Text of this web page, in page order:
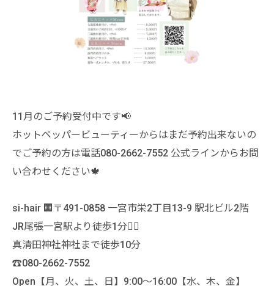
11月のご予約受付中です📢
ホットペッパービューティーからはまだ予約出来ないの
でご予約の方は電話080-2662-7552 公式ラインからお問
い合わせください🍁
si-hair 🏢〒491-0858 一宮市栄2丁目13-9 駅北ビル2階
JR尾張一宮駅より徒歩1分🚶‍♀️
真清田神社神社まで徒歩10分
☎️080-2662-7552
Open【月、火、土、日】9:00〜16:00【水、木、金】